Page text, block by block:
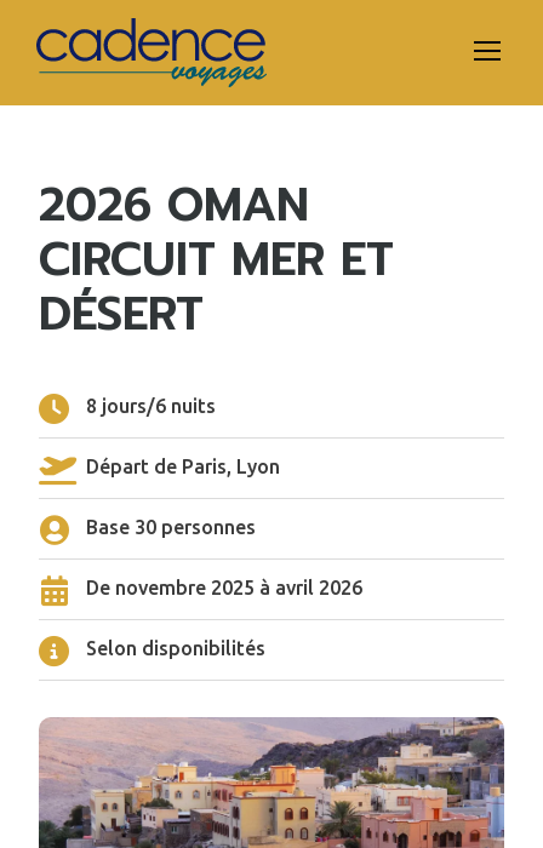
2026 OMAN
CIRCUIT MER ET
DÉSERT
8 jours/6 nuits
Départ de Paris, Lyon
Base 30 personnes
De novembre 2025 à avril 2026
Selon disponibilités